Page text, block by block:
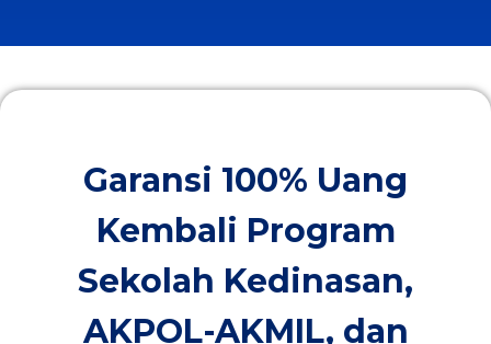
Garansi 100% Uang
Kembali Program
Sekolah Kedinasan,
AKPOL-AKMIL, dan